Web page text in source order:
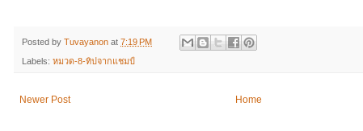
Posted by Tuvayanon at 7:19 PM
Labels: หมวด-8-ทิปจากแชมป์
Newer Post Home